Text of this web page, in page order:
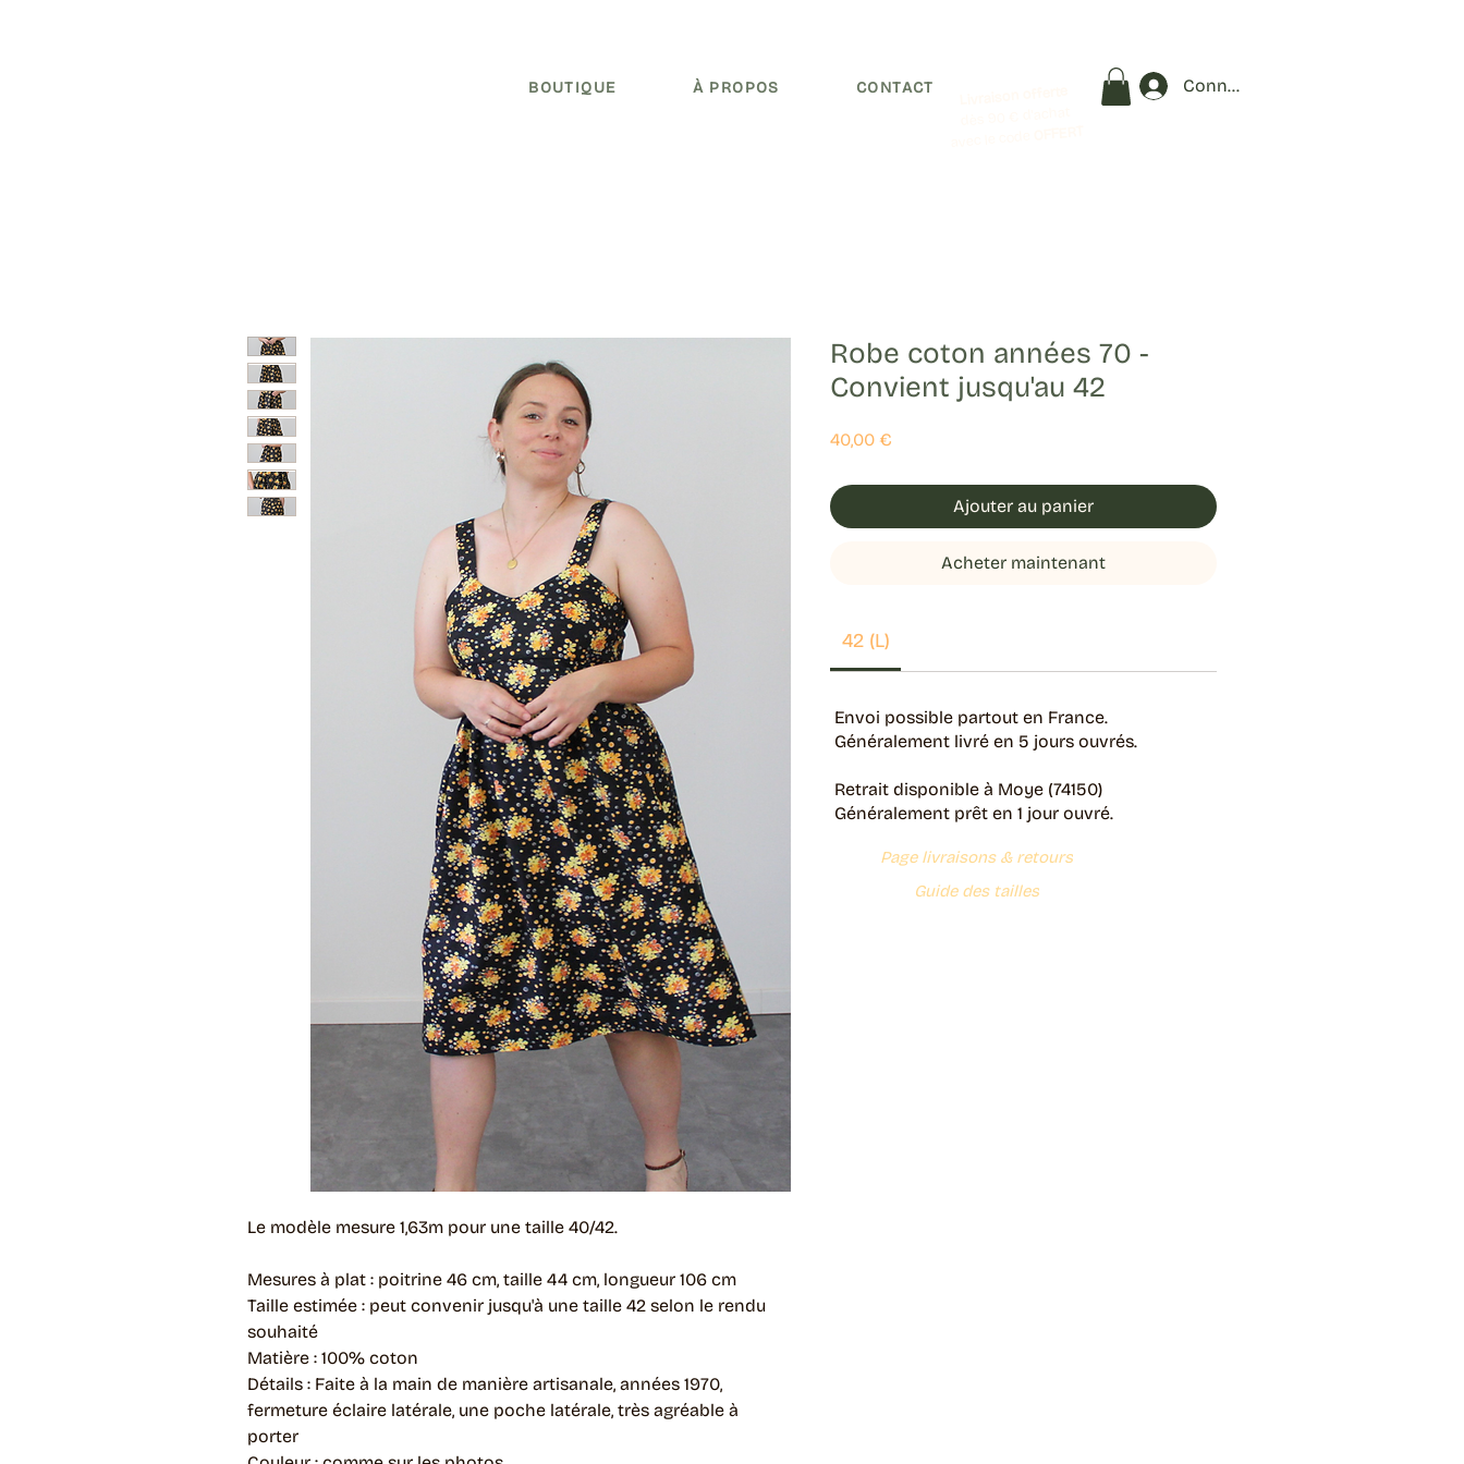
BOUTIQUE À PROPOS CONTACT Connexion
Le modèle mesure 1,63m pour une taille 40/42.
Mesures à plat : poitrine 46 cm, taille 44 cm, longueur 106 cm
Taille estimée : peut convenir jusqu'à une taille 42 selon le rendu
souhaité
Matière : 100% coton
Détails : Faite à la main de manière artisanale, années 1970,
fermeture éclaire latérale, une poche latérale, très agréable à
porter
Robe coton années 70 -
Convient jusqu'au 42
40,00 €
Ajouter au panier
Acheter maintenant
42 (L)
Envoi possible partout en France.
Généralement livré en 5 jours ouvrés.
Retrait disponible à Moye (74150)
Généralement prêt en 1 jour ouvré.
Page livraisons & retours
Guide des tailles